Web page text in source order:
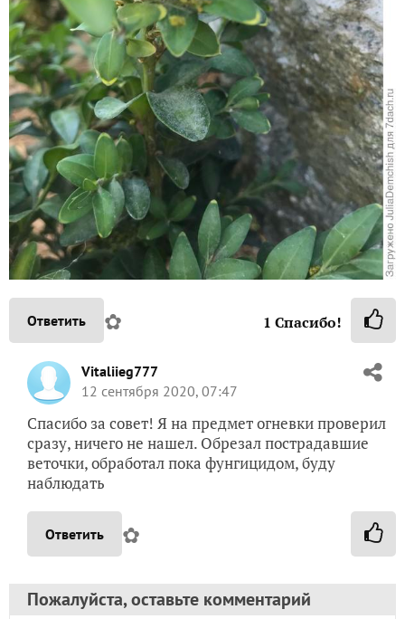
Ответить ✿ 1 Спасибо!
Vitaliieg777
12 сентября 2020, 07:47
Спасибо за совет! Я на предмет огневки проверил
сразу, ничего не нашел. Обрезал пострадавшие
веточки, обработал пока фунгицидом, буду
наблюдать
Ответить ✿
Пожалуйста, оставьте комментарий